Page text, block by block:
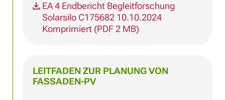
EA 4 Endbericht Begleitforschung
Solarsilo C175682 10.10.2024
Komprimiert (PDF 2 MB)
LEITFADEN ZUR PLANUNG VON
FASSADEN-PV